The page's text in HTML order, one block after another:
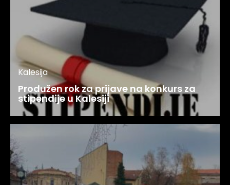
Kalesija
Produžen rok za prijave na konkurs za
stipendije u Kalesiji